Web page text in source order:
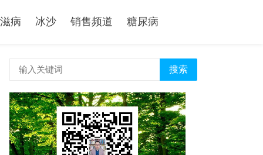
病 冰沙 销售频道 糖尿病
搜索